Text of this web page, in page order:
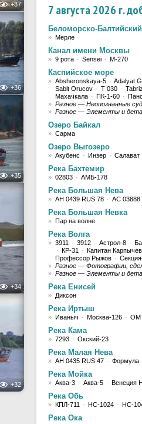
+37
+36
+35
+34
+32
7 августа 2026 г.
Беломорско-
» Мерле
Канал имени Москвы
» 9 рота · Sensei · М-270
Каспийское море
» Absheronskaya-5 · Adalyat
Sabit Orucov · T 030 ·
Махачкала · ПК-1-60 ·
» Разное — Неопознанные
» Разное — Элементы и
Озеро Байкал
» Сарма
Озеро Выгозеро
» Акубенс · Инзер · Салават
Река Бахтемир
» 02803 · АМБ-178
Река Большая Нева
» АН 0439 RUS 78 · АС 03888
Река Большая Невка
» Пар на волне
Река Волга
» 3911 · 3912 · Астрол-8 ·
· КР-31 · Капитан Карпычев
Профессор Рыжов ·
» Разное — Фотографии,
» Разное — Элементы и
Река Енисей
» Диксон
Река Иртыш
» Иваныч · Москва-126 · ОМ
Река Кама
» 7293 · Окский-23
Река Малая Нева
» АН 0435 RUS 47 · Формула
Река Мойка
» Аква-3 · Аква-5 · Венеция
Река Обь
» КПЛ-711 · НС-1024 · НС-
Река Ока